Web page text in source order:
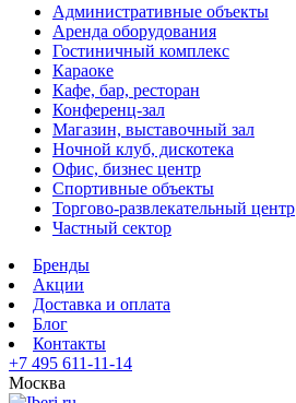
Административные объекты
Аренда оборудования
Гостиничный комплекс
Караоке
Кафе, бар, ресторан
Конференц-зал
Магазин, выставочный зал
Ночной клуб, дискотека
Офис, бизнес центр
Спортивные объекты
Торгово-развлекательный центр
Частный сектор
Бренды
Акции
Доставка и оплата
Блог
Контакты
+7 495 611-11-14
Москва